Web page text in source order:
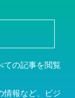
ての記事を閲覧
情報など、ビジ